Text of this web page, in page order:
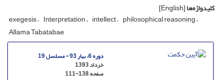
کلیدواژه‌ها[English]
exegesis Interpretation intellect philosophical reasoning
Allama Tabatabae
دوره 6، بهار 93 - مسلسل 19
خرداد 1393
صفحه111-138